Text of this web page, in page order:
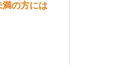
の方には